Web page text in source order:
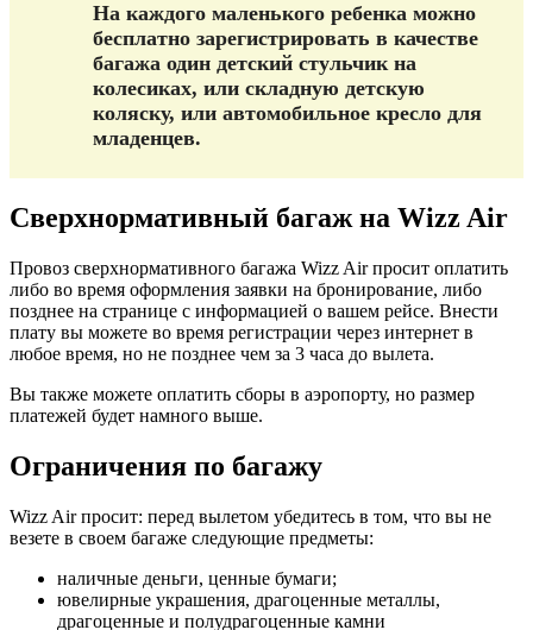
На каждого маленького ребенка можно
бесплатно зарегистрировать в качестве
багажа один детский стульчик на
колесиках, или складную детскую
коляску, или автомобильное кресло для
младенцев.
Сверхнормативный багаж на Wizz Air
Провоз сверхнормативного багажа Wizz Air просит оплатить
либо во время оформления заявки на бронирование, либо
позднее на странице с информацией о вашем рейсе. Внести
плату вы можете во время регистрации через интернет в
любое время, но не позднее чем за 3 часа до вылета.
Вы также можете оплатить сборы в аэропорту, но размер
платежей будет намного выше.
Ограничения по багажу
Wizz Air просит: перед вылетом убедитесь в том, что вы не
везете в своем багаже следующие предметы:
наличные деньги, ценные бумаги;
ювелирные украшения, драгоценные металлы,
драгоценные и полудрагоценные камни